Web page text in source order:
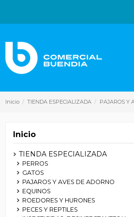
Inicio TIENDA ESPECIALIZADA PAJAROS Y
Inicio
TIENDA ESPECIALIZADA
PERROS
GATOS
PAJAROS Y AVES DE ADORNO
EQUINOS
ROEDORES Y HURONES
PECES Y REPTILES